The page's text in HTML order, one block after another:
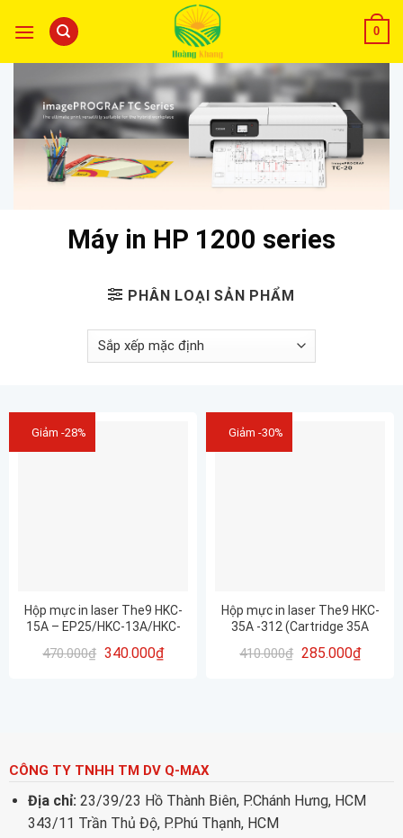
0
Máy in HP 1200 series
PHÂN LOẠI SẢN PHẨM
Giảm -28%
Hộp mực in laser The9 HKC-
15A – EP25/HKC-13A/HKC-
EP25)
470.000₫ 340.000₫
Giảm -30%
Hộp mực in laser The9 HKC-
35A -312 (Cartridge 35A
410.000₫ 285.000₫
CÔNG TY TNHH TM DV Q-MAX
Địa chỉ: 23/39/23 Hồ Thành Biên, P.Chánh Hưng, HCM
343/11 Trần Thủ Độ, P.Phú Thạnh, HCM